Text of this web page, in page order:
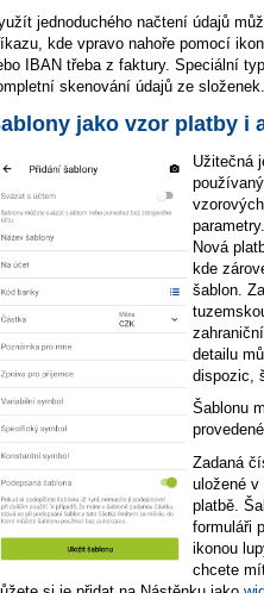
jednoduchého načtení údajů
kde vpravo nahoře pomocí
IBAN třeba z faktury. Speciální
skenování údajů ze složenek.
jako vzor platby i
Užitečná
Nová
kde
šablon.
detailu
dispozic,
Šablonu
Zadaná
uložené
platbě.
formuláři
ikonou
chcete